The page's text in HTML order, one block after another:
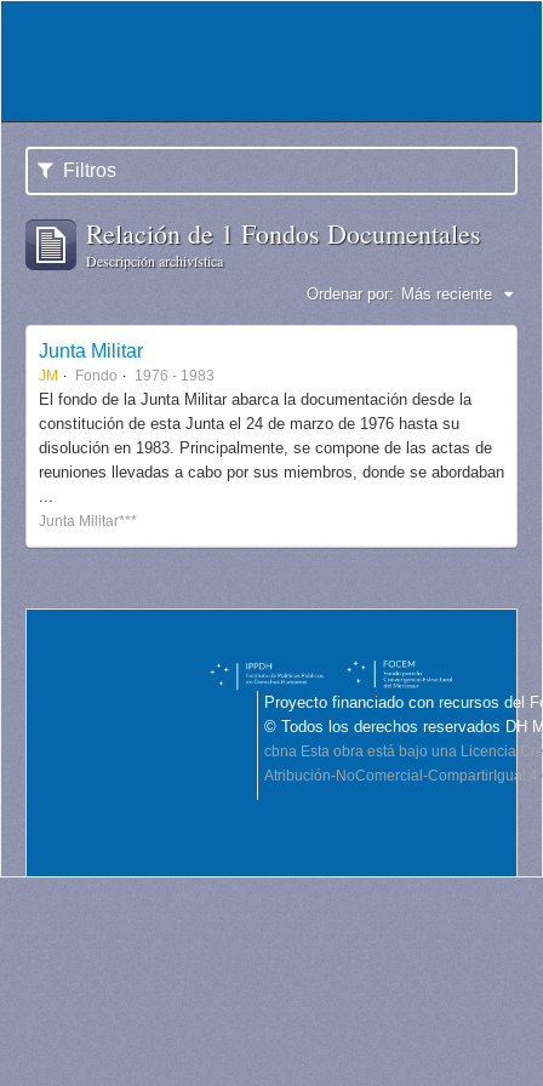
Filtros
Relación de 1 Fondos Documentales
Descripción archivística
Ordenar por: Más reciente
Junta Militar
JM Fondo 1976 - 1983
El fondo de la Junta Militar abarca la documentación desde la
constitución de esta Junta el 24 de marzo de 1976 hasta su
disolución en 1983. Principalmente, se compone de las actas de
reuniones llevadas a cabo por sus miembros, donde se abordaban
...
Junta Militar***
Proyecto financiado con recursos del
© Todos los derechos reservados DH
cbna Esta obra está bajo una Licencia
Atribución-NoComercial-CompartirIgual